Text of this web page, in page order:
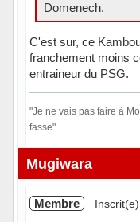
Domenech.
C'est sur, ce
franchement moins
entraineur du PSG.
"Je ne vais pas faire à
fasse"
Hors ligne
Mugiwara
Membre